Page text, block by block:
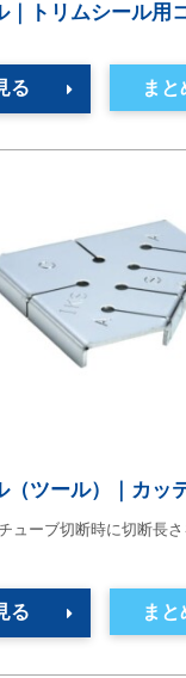
｜トリムシール用
る
（ツール）｜カッ
ューブ切断時に切断長
る